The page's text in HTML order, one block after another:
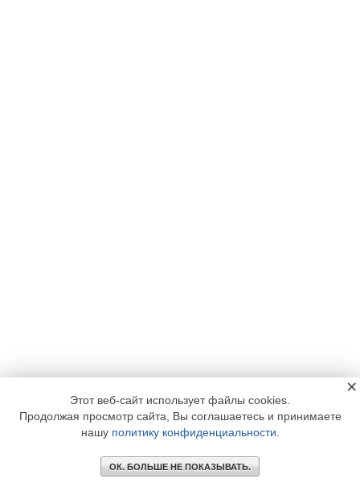
Этот веб-сайт использует файлы cookies.
Продолжая просмотр сайта, Вы соглашаетесь и принимаете
нашу политику конфиденциальности
ОК. БОЛЬШЕ НЕ ПОКАЗЫВАТЬ.
×